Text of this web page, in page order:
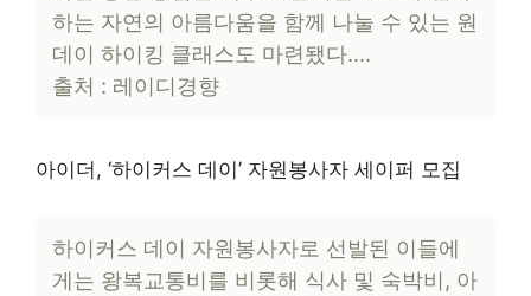
하는 자연의 아름다움을 함께 나눌 수 있는 원
데이 하이킹 클래스도 마련됐다….
출처 : 레이디경향
아이더, ‘하이커스 데이’ 자원봉사자 세이퍼 모집
하이커스 데이 자원봉사자로 선발된 이들에
게는 왕복교통비를 비롯해 식사 및 숙박비, 아